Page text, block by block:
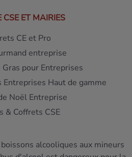
CSE ET MAIRIES
CE et Pro
entreprise
pour Entreprises
Entreprises Haut de gamme
Noël Entreprise
& Coffrets CSE
alcooliques aux mineurs